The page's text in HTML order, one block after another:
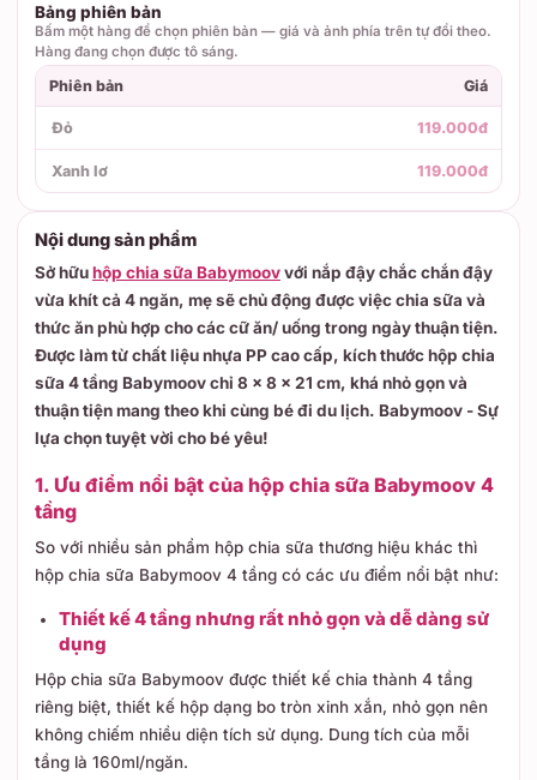
Bảng phiên bản
Bấm một hàng để chọn phiên bản — giá và ảnh phía trên tự đổi theo.
Hàng đang chọn được tô sáng.
Phiên bản Giá
Đỏ 119.000đ
Xanh lơ 119.000đ
Nội dung sản phẩm
Sở hữuhộp chia sữa Babymoovvới nắp đậy chắc chắn đậy
vừa khít cả 4 ngăn, mẹ sẽ chủ động được việc chia sữa và
thức ăn phù hợp cho các cữ ăn/ uống trong ngày thuận tiện.
Được làm từ chất liệu nhựa PP cao cấp, kích thước hộp chia
sữa 4 tầng Babymoov chỉ 8 x 8 x 21 cm, khá nhỏ gọn và
thuận tiện mang theo khi cùng bé đi du lịch. Babymoov - Sự
lựa chọn tuyệt vời cho bé yêu!
1. Ưu điểm nổi bật của hộp chia sữa Babymoov 4
tầng
So với nhiều sản phẩm hộp chia sữa thương hiệu khác thì
hộp chia sữa Babymoov 4 tầng có các ưu điểm nổi bật như:
Thiết kế 4 tầng nhưng rất nhỏ gọn và dễ dàng sử
dụng
Hộp chia sữa Babymoov được thiết kế chia thành 4 tầng
riêng biệt, thiết kế hộp dạng bo tròn xinh xắn, nhỏ gọn nên
không chiếm nhiều diện tích sử dụng. Dung tích của mỗi
tầng là 160ml/ngăn.